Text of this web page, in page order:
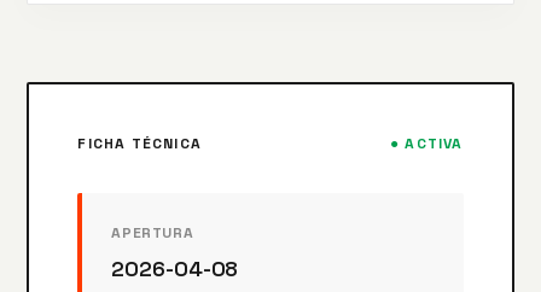
FICHA TÉCNICA ● ACTIVA
APERTURA
2026-04-08